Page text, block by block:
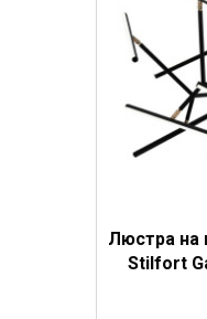
Люстра на
Stilfort